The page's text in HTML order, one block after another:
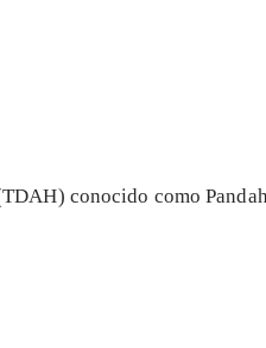
conocido como